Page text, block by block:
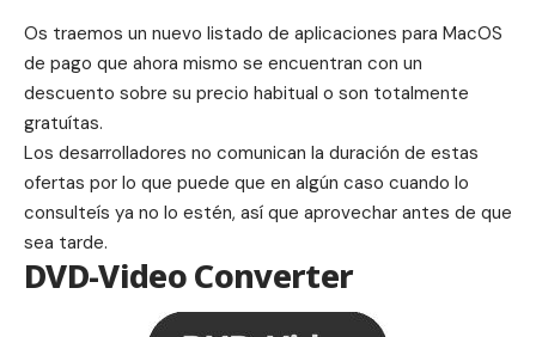
Os traemos un nuevo listado de aplicaciones para MacOS
de pago que ahora mismo se encuentran con un
descuento sobre su precio habitual o son totalmente
gratuítas.
Los desarrolladores no comunican la duración de estas
ofertas por lo que puede que en algún caso cuando lo
consulteís ya no lo estén, así que aprovechar antes de que
sea tarde.
DVD-Video Converter